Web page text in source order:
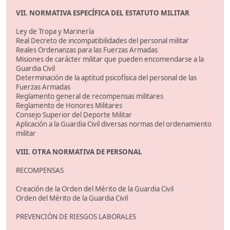
VII. NORMATIVA ESPECÍFICA DEL ESTATUTO MILITAR
Ley de Tropa y Marinería
Real Decreto de incompatibilidades del personal militar
Reales Ordenanzas para las Fuerzas Armadas
Misiones de carácter militar que pueden encomendarse a la
Guardia Civil
Determinación de la aptitud psicofísica del personal de las
Fuerzas Armadas
Reglamento general de recompensas militares
Reglamento de Honores Militares
Consejo Superior del Deporte Militar
Aplicación a la Guardia Civil diversas normas del ordenamiento
militar
VIII. OTRA NORMATIVA DE PERSONAL
RECOMPENSAS
Creación de la Orden del Mérito de la Guardia Civil
Orden del Mérito de la Guardia Civil
PREVENCIÓN DE RIESGOS LABORALES